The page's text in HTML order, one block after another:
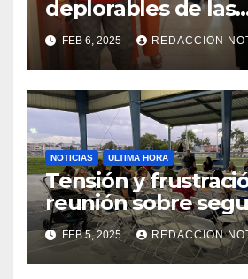
deplorables de las
facilidades el
de la Salud en
FEB 6, 2025 REDACCION
NOTICIAS ULTIMA HORA
Tensión y
reunión sobre
Reparto
FEB 5, 2025 REDACCION